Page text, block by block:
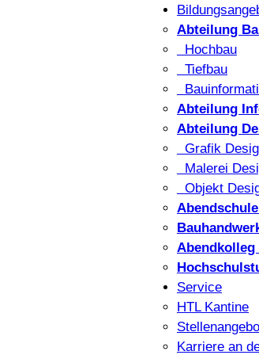
Abteilung
Hochbau
Tiefbau
Abteilung
Abteilung
Grafik
Malerei
Objekt
Abendkolleg
Service
HTL Kantine
Karriere an